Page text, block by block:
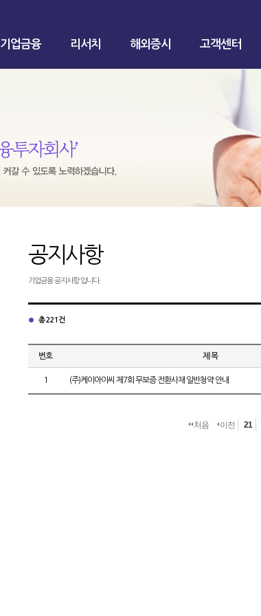
기업금융 리서치 해외증시 고객센터
공지사항
기업금융 공지사항 입니다.
총 221건
번호 제 목
1 (주)케이아이씨 제7회 무보증 전환사채 일반청약 안내
처음 이전 21